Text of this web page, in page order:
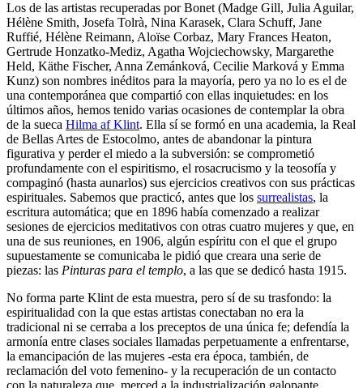
Los de las artistas recuperadas por Bonet (Madge Gill, Julia Aguilar,
Hélène Smith, Josefa Tolrà, Nina Karasek, Clara Schuff, Jane
Ruffié, Hélène Reimann, Aloïse Corbaz, Mary Frances Heaton,
Gertrude Honzatko-Mediz, Agatha Wojciechowsky, Margarethe
Held, Käthe Fischer, Anna Zemánková, Cecilie Marková y Emma
Kunz) son nombres inéditos para la mayoría, pero ya no lo es el de
una contemporánea que compartió con ellas inquietudes: en los
últimos años, hemos tenido varias ocasiones de contemplar la obra
de la sueca Hilma af Klint. Ella sí se formó en una academia, la Real
de Bellas Artes de Estocolmo, antes de abandonar la pintura
figurativa y perder el miedo a la subversión: se comprometió
profundamente con el espiritismo, el rosacrucismo y la teosofía y
compaginó (hasta aunarlos) sus ejercicios creativos con sus prácticas
espirituales. Sabemos que practicó, antes que los surrealistas, la
escritura automática; que en 1896 había comenzado a realizar
sesiones de ejercicios meditativos con otras cuatro mujeres y que, en
una de sus reuniones, en 1906, algún espíritu con el que el grupo
supuestamente se comunicaba le pidió que creara una serie de
piezas: las Pinturas para el templo, a las que se dedicó hasta 1915.
No forma parte Klint de esta muestra, pero sí de su trasfondo: la
espiritualidad con la que estas artistas conectaban no era la
tradicional ni se cerraba a los preceptos de una única fe; defendía la
armonía entre clases sociales llamadas perpetuamente a enfrentarse,
la emancipación de las mujeres -esta era época, también, de
reclamación del voto femenino- y la recuperación de un contacto